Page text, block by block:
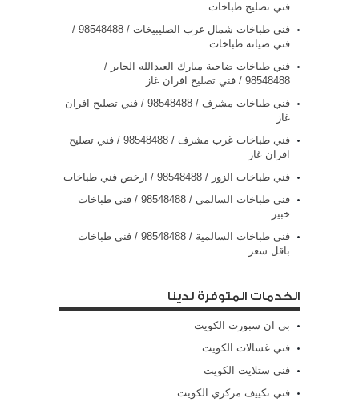
فني تصليح طباخات
فني طباخات شمال غرب الصليبيخات / 98548488 /
فني صيانه طباخات
فني طباخات ضاحية مبارك العبدالله الجابر /
98548488 / فني تصليح افران غاز
فني طباخات مشرف / 98548488 / فني تصليح افران
غاز
فني طباخات غرب مشرف / 98548488 / فني تصليح
افران غاز
فني طباخات الزور / 98548488 / ارخص فني طباخات
فني طباخات السالمي / 98548488 / فني طباخات
خبير
فني طباخات السالمية / 98548488 / فني طباخات
باقل سعر
الخدمات المتوفرة لدينا
بي ان سبورت الكويت
فني غسالات الكويت
فني ستلايت الكويت
فني تكييف مركزي الكويت